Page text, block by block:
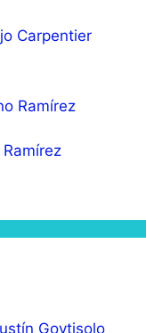
Carpentier
Goytisolo